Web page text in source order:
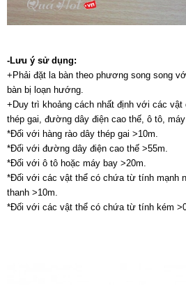
-Lưu ý sử dụng:
+Phải đặt la bàn theo phương song song
bàn bị loạn hướng.
+Duy trì khoảng cách nhất định với các
thép gai, đường dây điện cao thế, ô tô,
*Đối với hàng rào dây thép gai >10m.
*Đối với đường dây điện cao thế >55m.
*Đối với ô tô hoặc máy bay >20m.
*Đối với các vật thể có chứa từ tính mạnh
thanh >10m.
*Đối với các vật thể có chứa từ tính kém